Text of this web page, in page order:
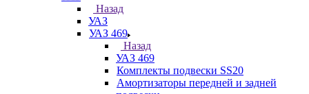
Назад
УАЗ
УАЗ 469
Назад
УАЗ 469
Комплекты подвески SS20
Амортизаторы передней и задней